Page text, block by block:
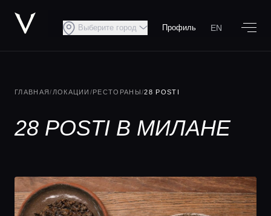
Выберите город Профиль EN
ГЛАВНАЯ/ ЛОКАЦИИ /РЕСТОРАНЫ/28 POSTI
28 POSTI В МИЛАНЕ